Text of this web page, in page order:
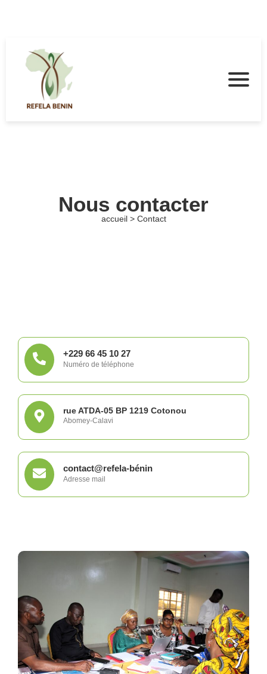
Nous contacter
accueil > Contact
+229 66 45 10 27
Numéro de téléphone
rue ATDA-05 BP 1219 Cotonou
Abomey-Calavi
contact@refela-bénin
Adresse mail